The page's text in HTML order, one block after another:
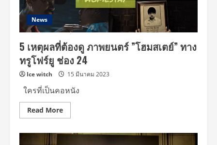
News
5 เหตุผลที่ต้องดู ภาพยนตร์ ”โฮมสเตย์” ทาง
ทรูโฟร์ยู ช่อง 24
Ice witch 15 มีนาคม 2023
ใครที่เป็นคอหนัง
Read MoreRead
more
เหตุผล